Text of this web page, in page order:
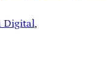
Digital